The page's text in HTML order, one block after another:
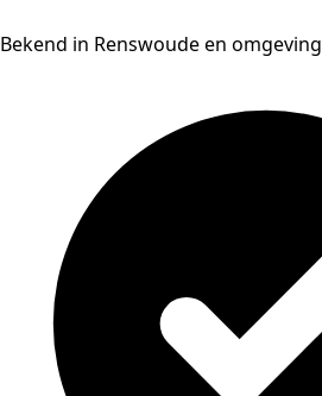
Bekend in Renswoude en omgeving